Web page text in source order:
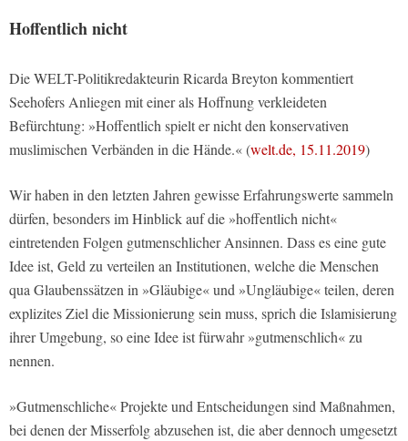
Hoffentlich nicht
Die WELT-Politikredakteurin Ricarda Breyton kommentiert
Seehofers Anliegen mit einer als Hoffnung verkleideten
Befürchtung: »Hoffentlich spielt er nicht den konservativen
muslimischen Verbänden in die Hände.« (welt.de, 15.11.2019)
Wir haben in den letzten Jahren gewisse Erfahrungswerte sammeln
dürfen, besonders im Hinblick auf die »hoffentlich nicht«
eintretenden Folgen gutmenschlicher Ansinnen. Dass es eine gute
Idee ist, Geld zu verteilen an Institutionen, welche die Menschen
qua Glaubenssätzen in »Gläubige« und »Ungläubige« teilen, deren
explizites Ziel die Missionierung sein muss, sprich die Islamisierung
ihrer Umgebung, so eine Idee ist fürwahr »gutmenschlich« zu
nennen.
»Gutmenschliche« Projekte und Entscheidungen sind Maßnahmen,
bei denen der Misserfolg abzusehen ist, die aber dennoch umgesetzt